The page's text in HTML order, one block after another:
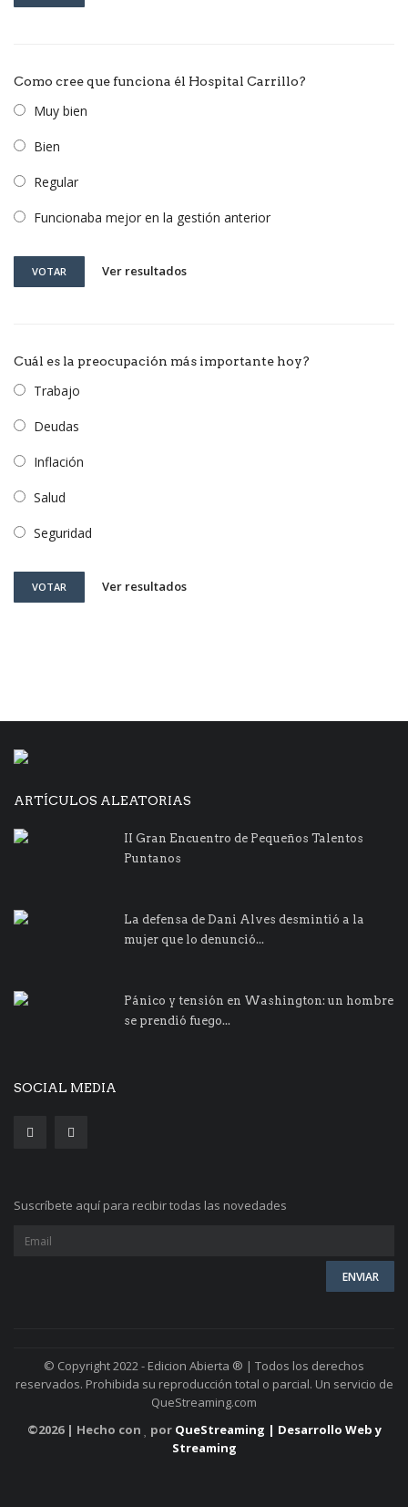
Como cree que funciona él Hospital Carrillo?
Muy bien
Bien
Regular
Funcionaba mejor en la gestión anterior
VOTAR Ver resultados
Cuál es la preocupación más importante hoy?
Trabajo
Deudas
Inflación
Salud
Seguridad
VOTAR Ver resultados
ARTÍCULOS ALEATORIAS
II Gran Encuentro de Pequeños Talentos
Puntanos
La defensa de Dani Alves desmintió a la
mujer que lo denunció...
Pánico y tensión en Washington: un hombre
se prendió fuego...
SOCIAL MEDIA
Suscríbete aquí para recibir todas las novedades
© Copyright 2022 - Edicion Abierta ® | Todos los derechos
reservados. Prohibida su reproducción total o parcial. Un servicio de
QueStreaming.com
©2026 | Hecho con por QueStreaming | Desarrollo Web y
Streaming